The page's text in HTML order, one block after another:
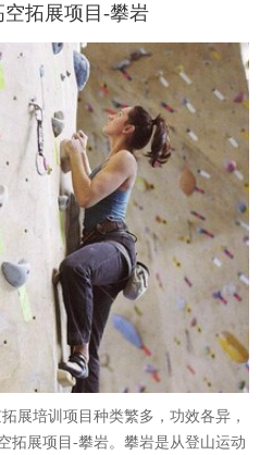
拓展项目-攀岩
展培训项目种类繁多，功效各异，
拓展项目-攀岩。攀岩是从登山运动